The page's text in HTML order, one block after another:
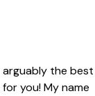
arguably the best
you! My name